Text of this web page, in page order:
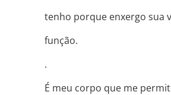
tenho porque enxergo sua
função.
.
É meu corpo que me